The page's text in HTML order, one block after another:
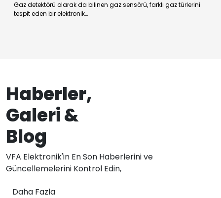
Gaz detektörü olarak da bilinen gaz sensörü, farklı gaz türlerini
tespit eden bir elektronik…
Haberler,
Galeri &
Blog
VFA Elektronik'in En Son Haberlerini ve
Güncellemelerini Kontrol Edin,
Daha Fazla